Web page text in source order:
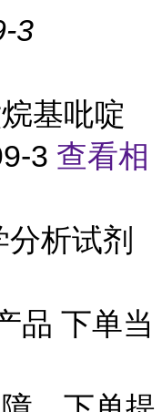
3
基吡啶
3 查看相
析试剂
品 下单当